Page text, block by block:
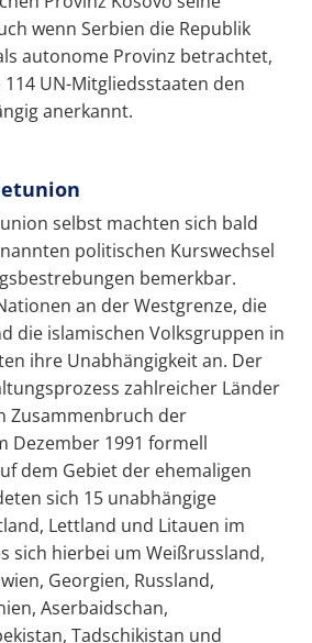
wenn Serbien die Republik
autonome Provinz betrachtet,
UN-Mitgliedsstaaten den
anerkannt.
selbst machten sich bald
politischen Kurswechsel
bemerkbar.
an der Westgrenze, die
die islamischen Volksgruppen in
ihre Unabhängigkeit an. Der
zahlreicher Länder
Zusammenbruch der
Dezember 1991 formell
dem Gebiet der ehemaligen
sich 15 unabhängige
Lettland und Litauen im
sich hierbei um Weißrussland,
Georgien, Russland,
Aserbaidschan,
Tadschikistan und